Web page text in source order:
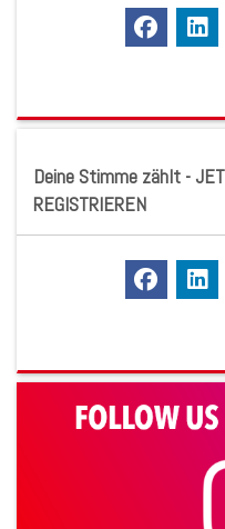
Deine Stimme zählt -
REGISTRIEREN